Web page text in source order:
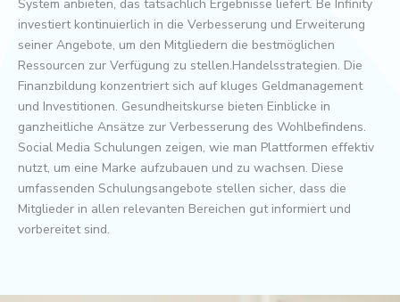
System anbieten, das tatsächlich Ergebnisse liefert. Be Infinity
investiert kontinuierlich in die Verbesserung und Erweiterung
seiner Angebote, um den Mitgliedern die bestmöglichen
Ressourcen zur Verfügung zu stellen.Handelsstrategien. Die
Finanzbildung konzentriert sich auf kluges Geldmanagement
und Investitionen. Gesundheitskurse bieten Einblicke in
ganzheitliche Ansätze zur Verbesserung des Wohlbefindens.
Social Media Schulungen zeigen, wie man Plattformen effektiv
nutzt, um eine Marke aufzubauen und zu wachsen. Diese
umfassenden Schulungsangebote stellen sicher, dass die
Mitglieder in allen relevanten Bereichen gut informiert und
vorbereitet sind.